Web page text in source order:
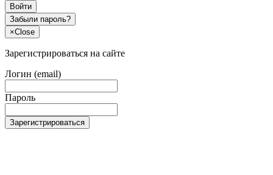
Войти
Забыли пароль?
×Close
Зарегистрироваться на сайте
Логин (email)
Пароль
Зарегистрироваться